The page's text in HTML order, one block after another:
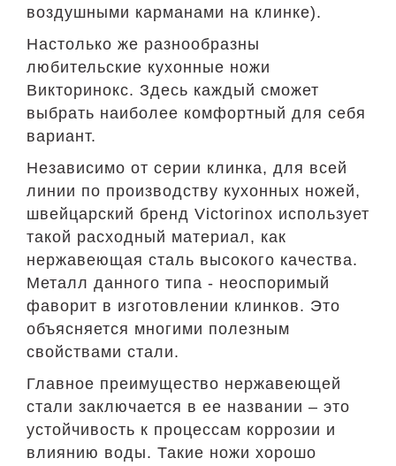
воздушными карманами на клинке).
Настолько же разнообразны
любительские кухонные ножи
Викторинокс. Здесь каждый сможет
выбрать наиболее комфортный для себя
вариант.
Независимо от серии клинка, для всей
линии по производству кухонных ножей,
швейцарский бренд Victorinox использует
такой расходный материал, как
нержавеющая сталь высокого качества.
Металл данного типа - неоспоримый
фаворит в изготовлении клинков. Это
объясняется многими полезным
свойствами стали.
Главное преимущество нержавеющей
стали заключается в ее названии – это
устойчивость к процессам коррозии и
влиянию воды. Такие ножи хорошо